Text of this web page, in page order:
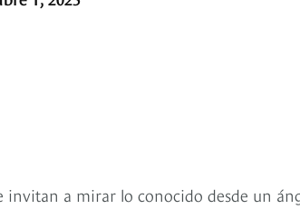
invitan a mirar lo conocido desde un